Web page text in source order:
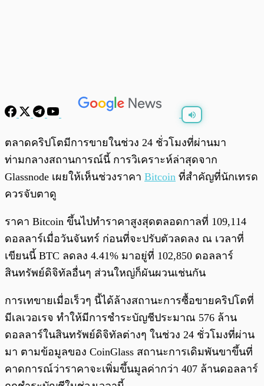
พร้อมเล่น 0:00
ตลาดคริปโตมีการขายในช่วง 24 ชั่วโมงที่ผ่านมา
ท่ามกลางสถานการณ์นี้ การวิเคราะห์ล่าสุดจาก
Glassnode เผยให้เห็นช่วงราคา Bitcoin ที่สำคัญที่นักเทรด
ควรจับตาดู
ราคา Bitcoin ขึ้นไปทำราคาสูงสุดตลอดกาลที่ 109,114
ดอลลาร์เมื่อวันจันทร์ ก่อนที่จะปรับตัวลดลง ณ เวลาที่
เขียนนี้ BTC ลดลง 4.41% มาอยู่ที่ 102,850 ดอลลาร์
สินทรัพย์ดิจิทัลอื่นๆ ส่วนใหญ่ก็ผันผวนเช่นกัน
การเทขายเมื่อเร็วๆ นี้ได้ล้างสถานะการซื้อขายคริปโตที่
มีเลเวอเรจ ทำให้มีการชำระบัญชีประมาณ 576 ล้าน
ดอลลาร์ในสินทรัพย์ดิจิทัลต่างๆ ในช่วง 24 ชั่วโมงที่ผ่าน
มา ตามข้อมูลของ CoinGlass สถานะการเดิมพันขาขึ้นที่
คาดการณ์ว่าราคาจะเพิ่มขึ้นมูลค่ากว่า 407 ล้านดอลลาร์